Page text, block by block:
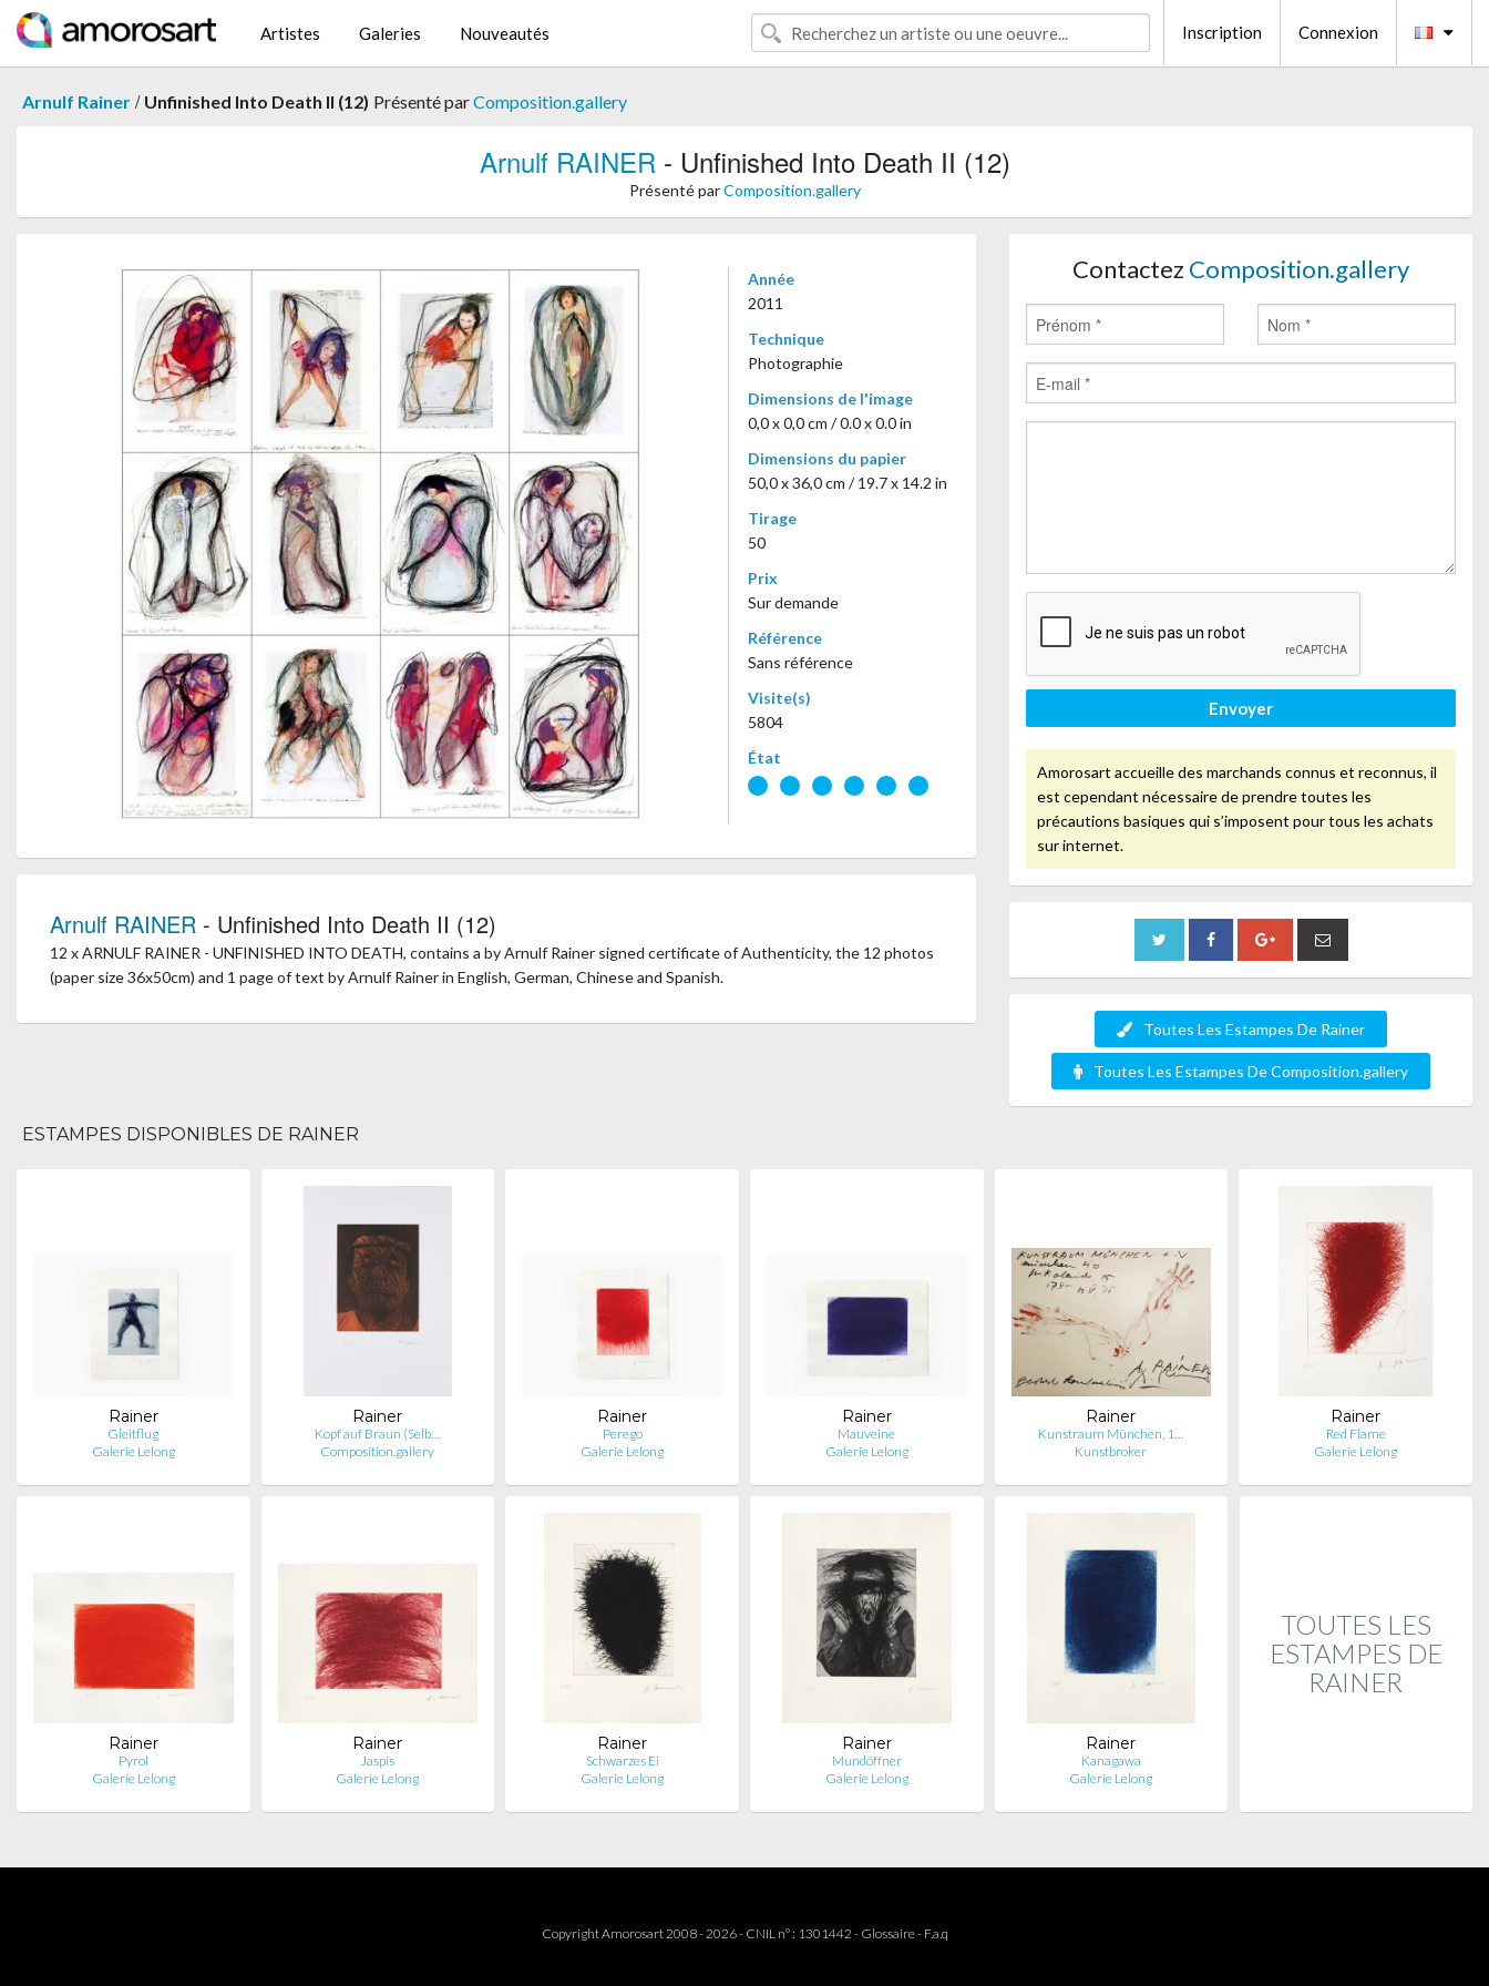
Artistes Galeries Nouveautés Inscription Connexion
Arnulf Rainer / Unfinished Into Death II (12) Présenté parComposition.gallery
Arnulf RAINER- Unfinished Into Death II (12)
Présenté parComposition.gallery
Année
2011
Technique
Photographie
Dimensions de l'image
0,0 x 0,0 cm / 0.0 x 0.0 in
Dimensions du papier
50,0 x 36,0 cm / 19.7 x 14.2 in
Tirage
50
Prix
Sur demande
Référence
Sans référence
Visite(s)
5804
État
Arnulf RAINER - Unfinished Into Death II (12)
12 x ARNULF RAINER - UNFINISHED INTO DEATH, contains a by Arnulf Rainer signed certificate of Authenticity, the 12 photos
(paper size 36x50cm) and 1 page of text by Arnulf Rainer in English, German, Chinese and Spanish.
Contactez Composition.gallery
Envoyer
Amorosart accueille des marchands connus et reconnus, il
est cependant nécessaire de prendre toutes les
précautions basiques qui s’imposent pour tous les achats
sur internet.
Toutes Les Estampes De Rainer
Toutes Les Estampes De Composition.gallery
ESTAMPES DISPONIBLES DE RAINER
Rainer
Gleitflug
Galerie Lelong
Rainer
Kopf auf Braun (Selb…
Composition.gallery
Rainer
Perego
Galerie Lelong
Rainer
Mauveine
Galerie Lelong
Rainer
Kunstraum München, 1…
Kunstbroker
Rainer
Red Flame
Galerie Lelong
Rainer
Pyrol
Galerie Lelong
Rainer
Jaspis
Galerie Lelong
Rainer
Schwarzes Ei
Galerie Lelong
Rainer
Mundöffner
Galerie Lelong
Rainer
Kanagawa
Galerie Lelong
TOUTES LES
ESTAMPES DE
RAINER
Copyright Amorosart 2008 - 2026 - CNIL n° : 1301442 - Glossaire- F.a.q